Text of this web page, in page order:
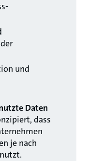
und
Daten
dass
je nach